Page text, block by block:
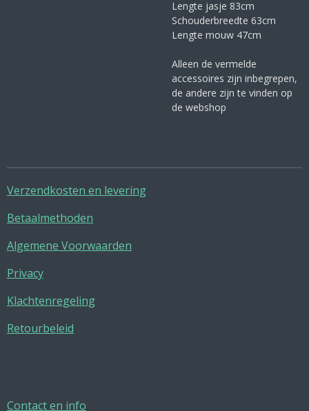
Lengte jasje 83cm
Schouderbreedte 63cm
Lengte mouw 47cm
Alleen de vermelde
accessoires zijn inbegrepen,
de andere zijn te vinden op
de webshop
Verzendkosten en levering
Betaalmethoden
Algemene Voorwaarden
Privacy
Klachtenregeling
Retourbeleid
Contact en info